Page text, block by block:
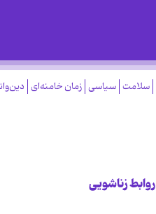
سلامت سیاسی زمان خامنه‌ای
روابط زناشویی